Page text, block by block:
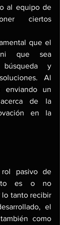
al equipo de
ciertos
que el
que sea
y
Al
enviando un
acerca de la
en la
pasivo de
es o no
lo tanto recibir
el
como